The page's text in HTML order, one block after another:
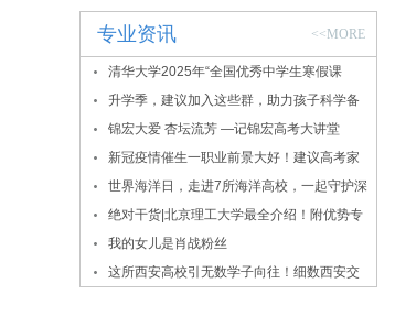
专业资讯 <<MORE
清华大学2025年“全国优秀中学生寒假课
堂”报名通知
升学季，建议加入这些群，助力孩子科学备
考
锦宏大爱 杏坛流芳 —记锦宏高考大讲堂
新冠疫情催生一职业前景大好！建议高考家
长密切关注！
世界海洋日，走进7所海洋高校，一起守护深
蓝！
绝对干货|北京理工大学最全介绍！附优势专
业、录取数据
我的女儿是肖战粉丝
这所西安高校引无数学子向往！细数西安交